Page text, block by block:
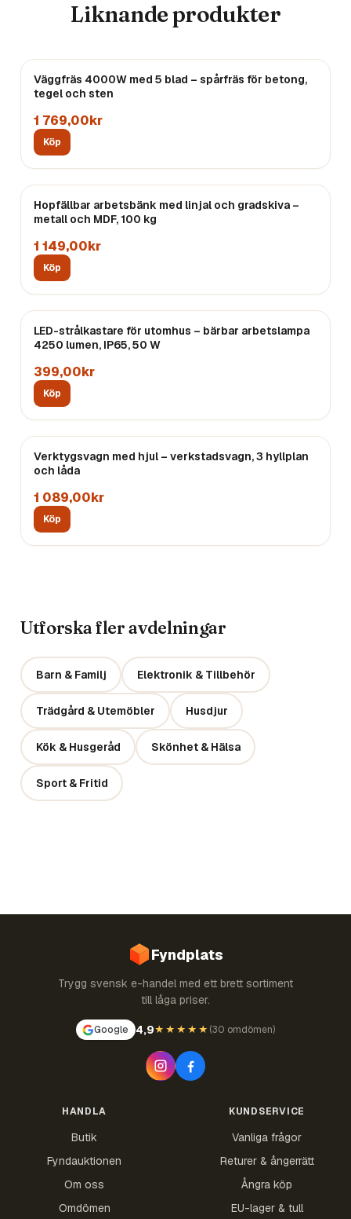
Liknande produkter
Väggfräs 4000W med 5 blad – spårfräs för betong,
tegel och sten
1 769,00kr
Köp
Hopfällbar arbetsbänk med linjal och gradskiva –
metall och MDF, 100 kg
1 149,00kr
Köp
LED-strålkastare för utomhus – bärbar arbetslampa
4250 lumen, IP65, 50 W
399,00kr
Köp
Verktygsvagn med hjul – verkstadsvagn, 3 hyllplan
och låda
1 089,00kr
Köp
Utforska fler avdelningar
Barn & Familj Elektronik & Tillbehör
Trädgård & Utemöbler Husdjur
Kök & Husgeråd Skönhet & Hälsa
Sport & Fritid
Fyndplats
Trygg svensk e-handel med ett brett sortiment
till låga priser.
Google 4,9★★★★★ (30 omdömen)
HANDLA
Butik
Fyndauktionen
Om oss
Omdömen
KUNDSERVICE
Vanliga frågor
Returer & ångerrätt
Ångra köp
EU-lager & tull